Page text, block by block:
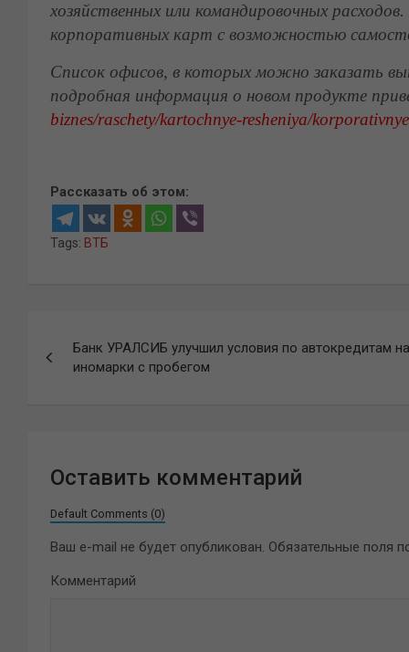
хозяйственных или командировочных
корпоративных карт с возможностью
Список офисов, в которых можно заказать
подробная информация о новом продукте
biznes/raschety/kartochnye-resheniya/
Рассказать об этом:
Tags: ВТБ
по
Банк УРАЛСИБ улучшил условия по автокредитам на
иномарки с пробегом
Оставить комментарий
Default Comments (0)
Ваш e-mail не будет опубликован. Обязательные поля
Комментарий